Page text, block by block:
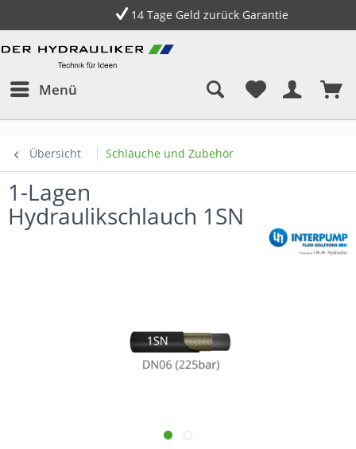
14 Tage Geld zurück Garantie
Menü
Übersicht Schläuche und Zubehör
1-Lagen
Hydraulikschlauch 1SN